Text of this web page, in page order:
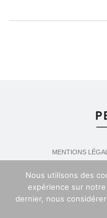
MENTIONS
Nous utilisons des
expérience sur
dernier, nous